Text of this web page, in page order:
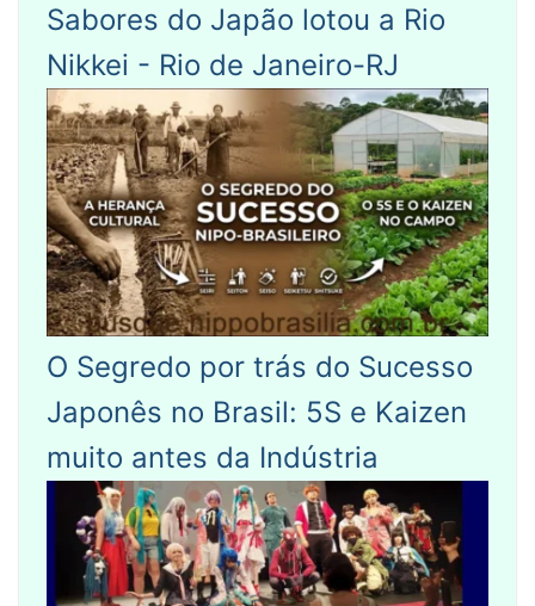
Sabores do Japão lotou a Rio
Nikkei - Rio de Janeiro-RJ
O Segredo por trás do Sucesso
Japonês no Brasil: 5S e Kaizen
muito antes da Indústria